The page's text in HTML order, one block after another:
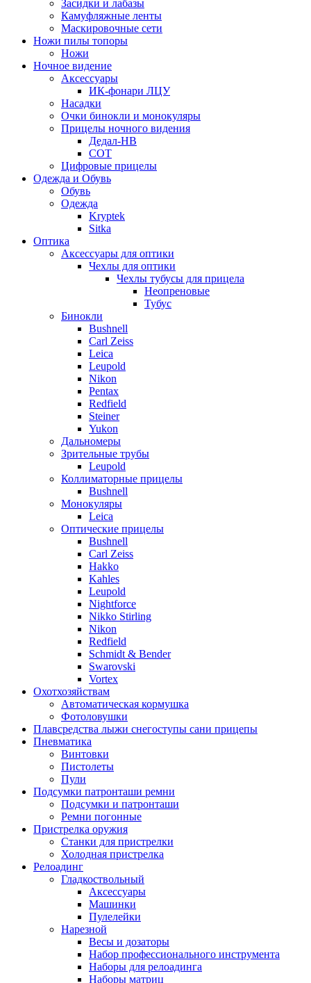
Засидки и лабазы
Камуфляжные ленты
Маскировочные сети
Ножи пилы топоры
Ножи
Ночное видение
Аксессуары
ИК-фонари ЛЦУ
Насадки
Очки бинокли и монокуляры
Прицелы ночного видения
Дедал-НВ
СОТ
Цифровые прицелы
Одежда и Обувь
Обувь
Одежда
Kryptek
Sitka
Оптика
Аксессуары для оптики
Чехлы для оптики
Чехлы тубусы для прицела
Неопреновые
Тубус
Бинокли
Bushnell
Carl Zeiss
Leica
Leupold
Nikon
Pentax
Redfield
Steiner
Yukon
Дальномеры
Зрительные трубы
Leupold
Коллиматорные прицелы
Bushnell
Монокуляры
Leica
Оптические прицелы
Bushnell
Carl Zeiss
Hakko
Kahles
Leupold
Nightforce
Nikko Stirling
Nikon
Redfield
Schmidt & Bender
Swarovski
Vortex
Охотхозяйствам
Автоматическая кормушка
Фотоловушки
Плавсредства лыжи снегоступы сани прицепы
Пневматика
Винтовки
Пистолеты
Пули
Подсумки патронташи ремни
Подсумки и патронташи
Ремни погонные
Пристрелка оружия
Станки для пристрелки
Холодная пристрелка
Релоадинг
Гладкоствольный
Аксессуары
Машинки
Пулелейки
Нарезной
Весы и дозаторы
Набор профессионального инструмента
Наборы для релоадинга
Наборы матриц